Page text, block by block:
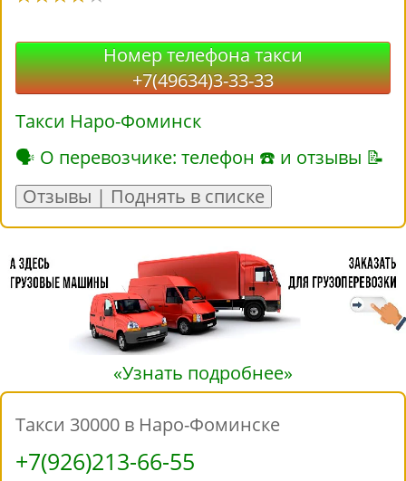
Номер телефона такси
+7(49634)3-33-33
Такси Наро-Фоминск
🗣 О перевозчике: телефон ☎ и отзывы 📝
Отзывы | Поднять в списке
«Узнать подробнее»
Такси 30000 в Наро-Фоминске
+7(926)213-66-55